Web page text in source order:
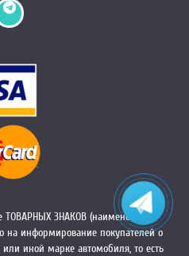
ЗНАКОВ (наименований
на информирование покупателей о
иной марке автомобиля, то есть